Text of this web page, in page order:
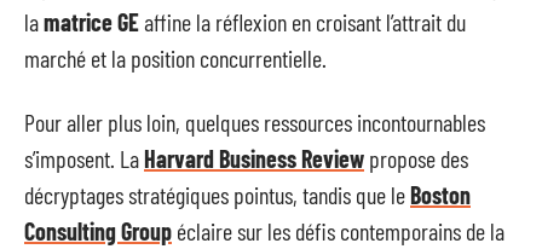
lamatrice GEaffine la réflexion en croisant l’attrait du
marché et la position concurrentielle.
Pour aller plus loin, quelques ressources incontournables
s’imposent. LaHarvard Business Review propose des
décryptages stratégiques pointus, tandis que leBoston
Consulting Group éclaire sur les défis contemporains de la